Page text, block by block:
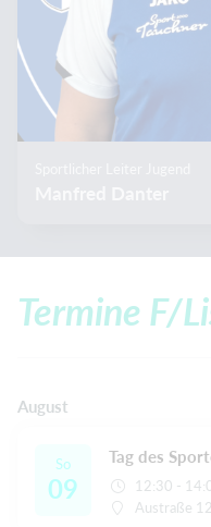
Termine F/
August
So
09
Tag des
12:30 -
Austraße